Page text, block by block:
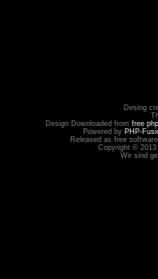
Desing
Design Downloaded from free
Powered by PHP-
Released as free
Copyright ©
Wir sind